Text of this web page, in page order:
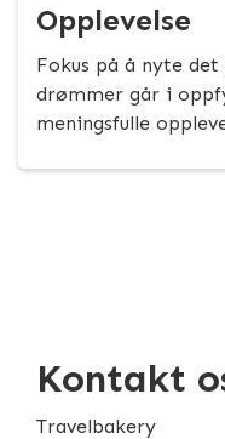
Opplevelse
Fokus på å nyte
drømmer går i
meningsfulle
Kontakt
Travelbakery